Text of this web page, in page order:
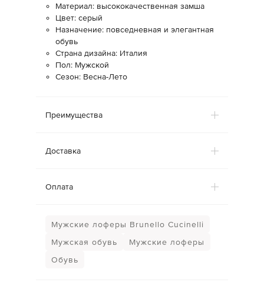
Материал: высококачественная замша
Цвет: серый
Назначение: повседневная и элегантная
обувь
Страна дизайна: Италия
Пол: Мужской
Сезон: Весна-Лето
Преимущества
Доставка
Оплата
Мужские лоферы Brunello Cucinelli
Мужская обувь
Мужские лоферы
Обувь